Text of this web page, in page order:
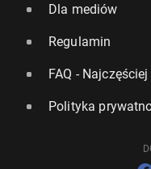
Dla mediów
Regulamin
FAQ -
Polityka